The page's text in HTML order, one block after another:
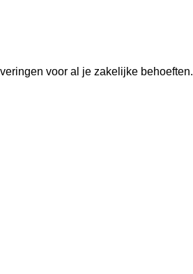
voor al je zakelijke behoeften.